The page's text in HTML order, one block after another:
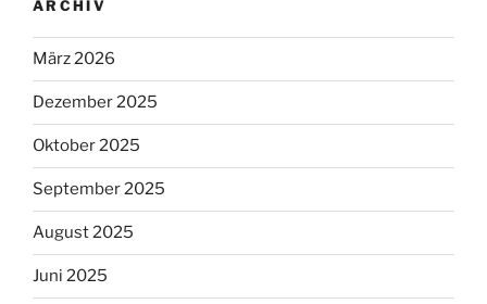
ARCHIV
März 2026
Dezember 2025
Oktober 2025
September 2025
August 2025
Juni 2025